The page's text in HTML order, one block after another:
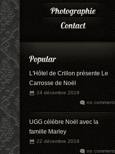
L'Hôtel de Crillon présente Le
Carrosse de Noël
24 décembre 2019
no
UGG célèbre Noël avec la
famille Marley
22 décembre 2019
no